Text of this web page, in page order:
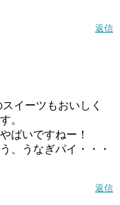
返信
イーツもおいしく
。
ばいですねー！
、うなぎパイ・・・
返信